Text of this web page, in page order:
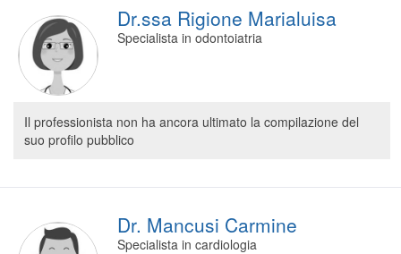
Dr.ssa Rigione Marialuisa
Specialista in odontoiatria
Il professionista non ha ancora ultimato la compilazione del
suo profilo pubblico
Dr. Mancusi Carmine
Specialista in cardiologia